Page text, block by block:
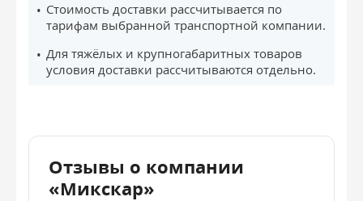
Стоимость доставки рассчитывается по
тарифам выбранной транспортной компании.
Для тяжёлых и крупногабаритных товаров
условия доставки рассчитываются отдельно.
Отзывы о компании
«Микскар»